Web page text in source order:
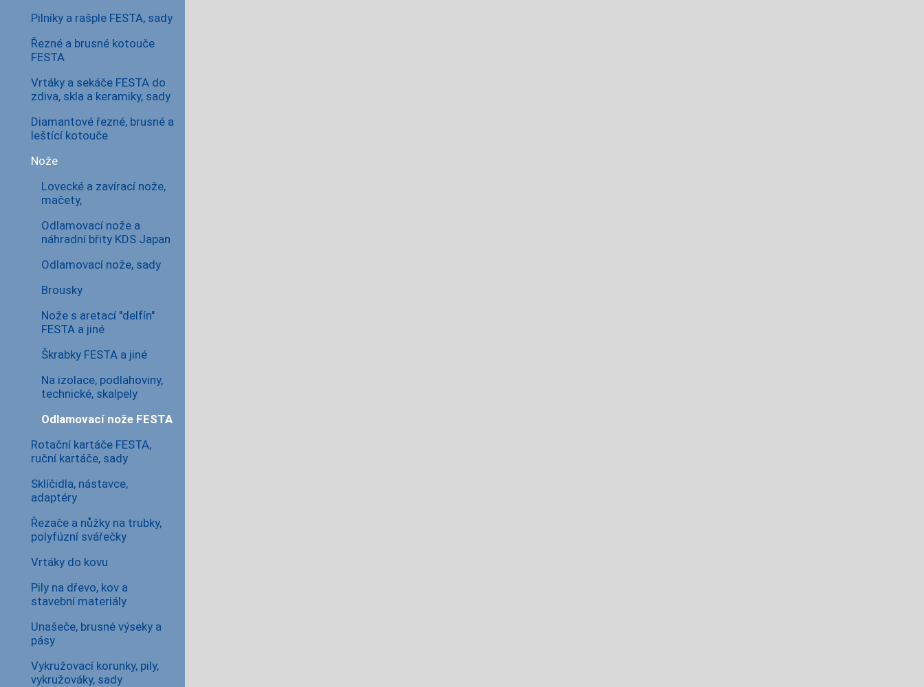
Pilníky a rašple FESTA, sady
Řezné a brusné kotouče
FESTA
Vrtáky a sekáče FESTA do
zdiva, skla a keramiky, sady
Diamantové řezné, brusné a
leštící kotouče
Nože
Lovecké a zavírací nože,
mačety,
Odlamovací nože a
náhradní břity KDS Japan
Odlamovací nože, sady
Brousky
Nože s aretací "delfín"
FESTA a jiné
Škrabky FESTA a jiné
Na izolace, podlahoviny,
technické, skalpely
Odlamovací nože FESTA
Rotační kartáče FESTA,
ruční kartáče, sady
Sklíčidla, nástavce,
adaptéry
Řezače a nůžky na trubky,
polyfúzní svářečky
Vrtáky do kovu
Pily na dřevo, kov a
stavební materiály
Unašeče, brusné výseky a
pásy
Vykružovací korunky, pily,
vykružováky, sady